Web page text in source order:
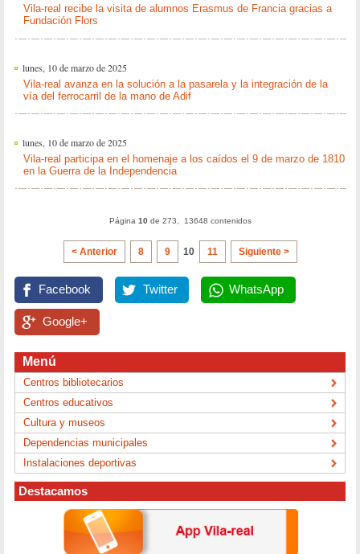
Vila-real recibe la visita de alumnos Erasmus de Francia gracias a
Fundación Flors
lunes, 10 de marzo de 2025
Vila-real avanza en la solución a la pasarela y la integración de la
vía del ferrocarril de la mano de Adif
lunes, 10 de marzo de 2025
Vila-real participa en el homenaje a los caídos el 9 de marzo de 1810
en la Guerra de la Independencia
Página 10 de 273, 13648 contenidos
< Anterior 8 9 10 11 Siguiente >
Facebook Twitter WhatsApp
Google+
Menú
Centros bibliotecarios
Centros educativos
Cultura y museos
Dependencias municipales
Instalaciones deportivas
Destacamos